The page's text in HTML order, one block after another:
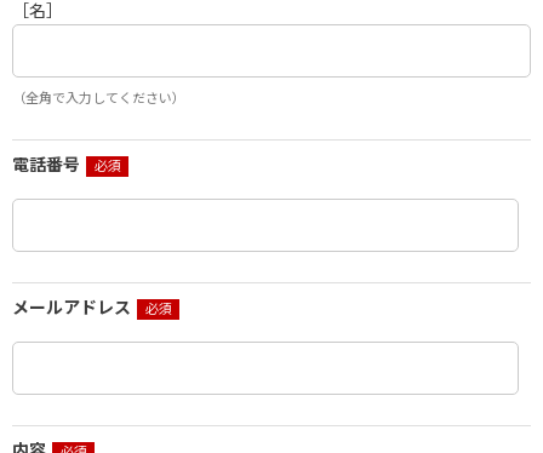
［名］
（全角で入力してください）
電話番号
メールアドレス